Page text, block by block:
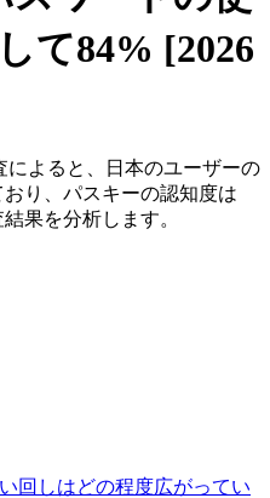
て84% [2026
によると、日本のユーザーの
り、パスキーの認知度は
果を分析します。
回しはどの程度広がってい